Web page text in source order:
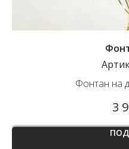
Фонтан на
3